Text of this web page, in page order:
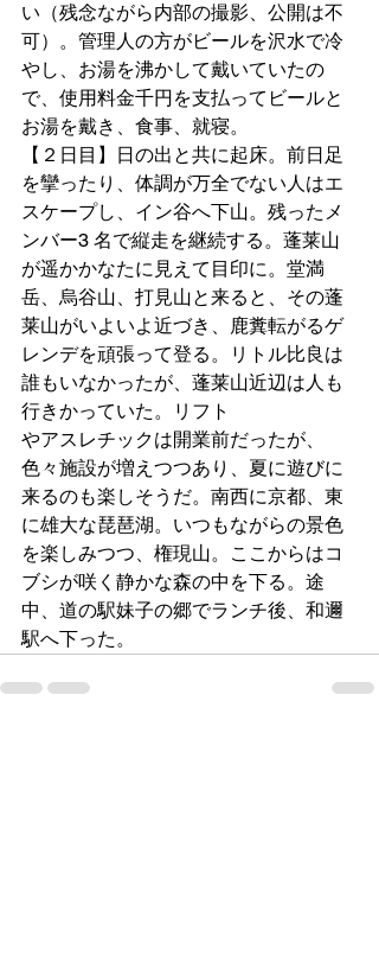
い（残念ながら内部の撮影、公開は不
可）。管理人の方がビールを沢水で冷
やし、お湯を沸かして戴いていたの
で、使用料金千円を支払ってビールと
お湯を戴き、食事、就寝。
【２日目】日の出と共に起床。前日足
を攣ったり、体調が万全でない人はエ
スケープし、イン谷へ下山。残ったメ
ンバー3 名で縦走を継続する。蓬莱山
が遥かかなたに見えて目印に。堂満
岳、烏谷山、打見山と来ると、その蓬
莱山がいよいよ近づき、鹿糞転がるゲ
レンデを頑張って登る。リトル比良は
誰もいなかったが、蓬莱山近辺は人も
行きかっていた。リフト
やアスレチックは開業前だったが、
色々施設が増えつつあり、夏に遊びに
来るのも楽しそうだ。南西に京都、東
に雄大な琵琶湖。いつもながらの景色
を楽しみつつ、権現山。ここからはコ
ブシが咲く静かな森の中を下る。途
中、道の駅妹子の郷でランチ後、和邇
駅へ下った。